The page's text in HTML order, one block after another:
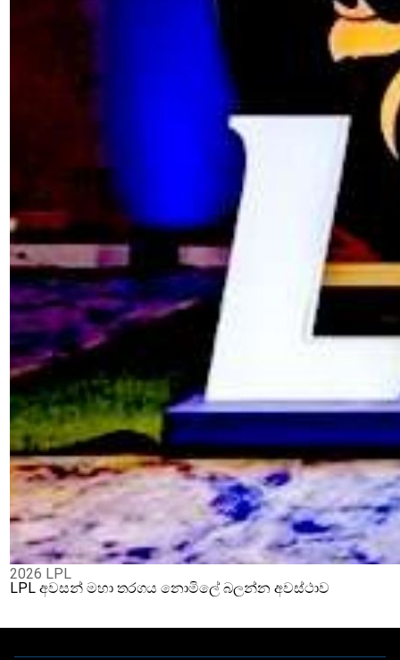
2026 LPL
LPL අවසන් මහා තරගය නොමිලේ බලන්න අවස්ථාව